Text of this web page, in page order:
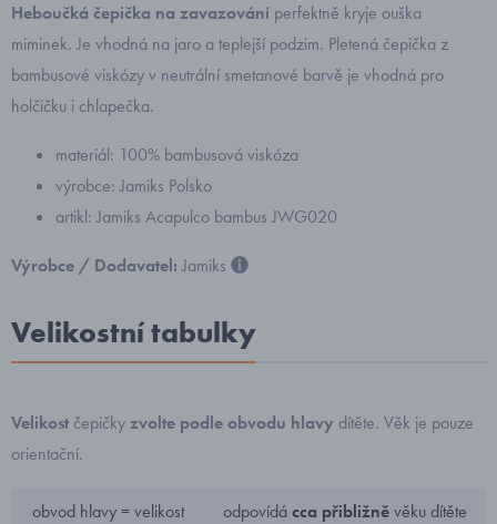
Heboučká čepička na zavazování perfektně kryje ouška
miminek. Je vhodná na jaro a teplejší podzim. Pletená čepička z
bambusové viskózy v neutrální smetanové barvě je vhodná pro
holčičku i chlapečka.
materiál: 100% bambusová viskóza
výrobce: Jamiks Polsko
artikl: Jamiks Acapulco bambus JWG020
Výrobce / Dodavatel:Jamiks
Velikostní tabulky
Velikost čepičkyzvolte podle obvodu hlavy dítěte. Věk je pouze
orientační.
obvod hlavy = velikost
odpovídácca přibližněvěku dítěte